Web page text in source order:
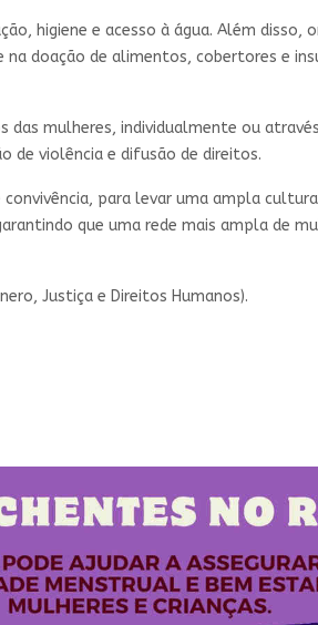
higiene e acesso à água. Além disso,
doação de alimentos, cobertores e
mulheres, individualmente ou
de violência e difusão de direitos.
para levar uma ampla cultura
que uma rede mais ampla de
Justiça e Direitos Humanos).